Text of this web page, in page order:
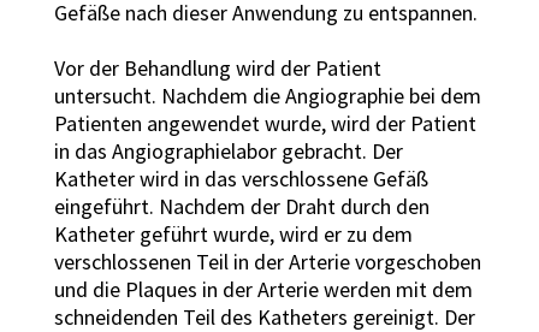
Gefäße nach dieser Anwendung zu entspannen.
Vor der Behandlung wird der Patient
untersucht. Nachdem die Angiographie bei dem
Patienten angewendet wurde, wird der Patient
in das Angiographielabor gebracht. Der
Katheter wird in das verschlossene Gefäß
eingeführt. Nachdem der Draht durch den
Katheter geführt wurde, wird er zu dem
verschlossenen Teil in der Arterie vorgeschoben
und die Plaques in der Arterie werden mit dem
schneidenden Teil des Katheters gereinigt. Der